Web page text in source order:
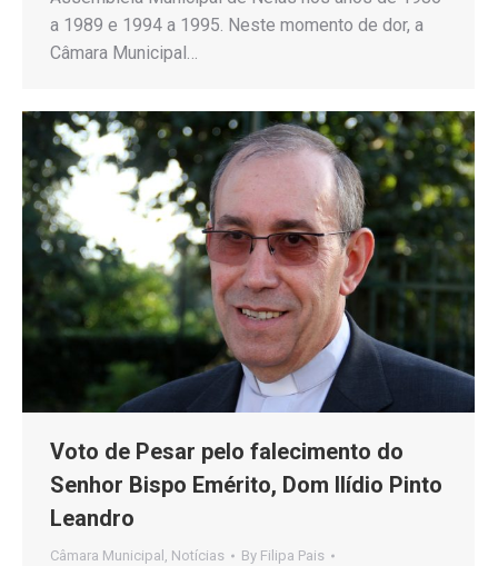
a 1989 e 1994 a 1995. Neste momento de dor, a
Câmara Municipal…
Voto de Pesar pelo falecimento do
Senhor Bispo Emérito, Dom Ilídio Pinto
Leandro
Câmara Municipal , Notícias By Filipa Pais